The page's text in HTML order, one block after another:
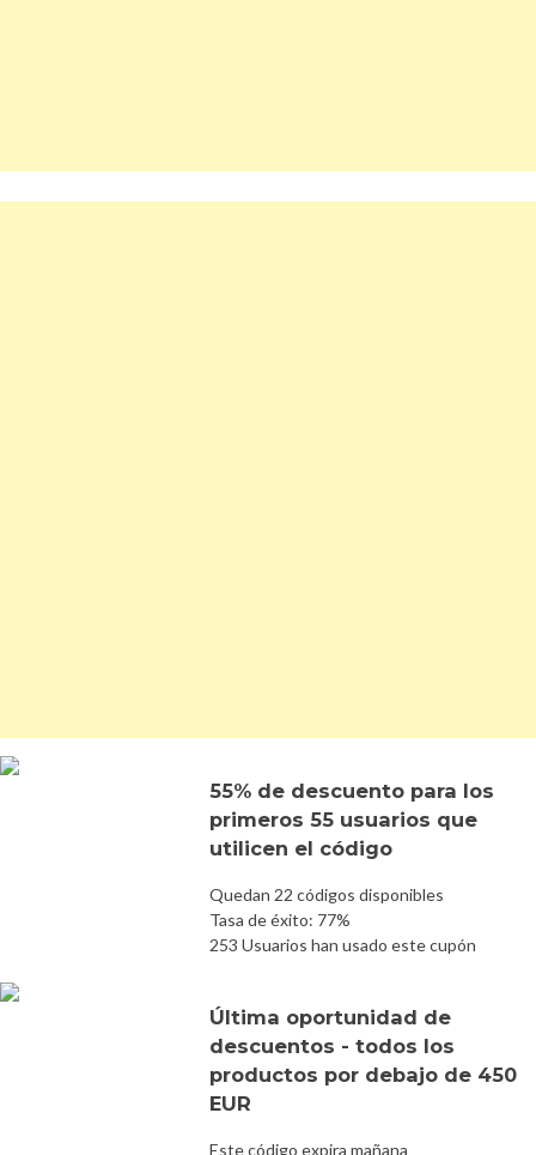
55% de descuento para los
primeros 55 usuarios que
utilicen el código
Quedan 22 códigos disponibles
Tasa de éxito: 77%
253 Usuarios han usado este cupón
Última oportunidad de
descuentos - todos los
productos por debajo de 450
EUR
Este código expira mañana